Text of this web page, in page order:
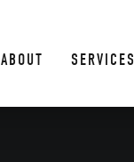
ABOUT SERVICES